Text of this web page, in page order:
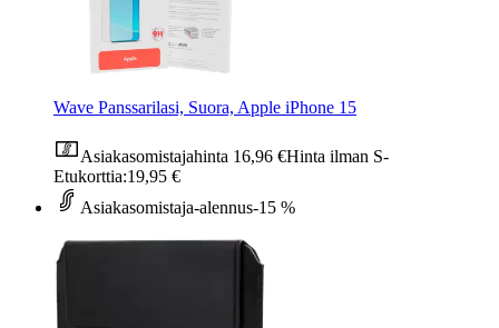
Wave Panssarilasi, Suora, Apple iPhone 15
Asiakasomistajahinta 16,96 €Hinta ilman S-
Etukorttia:19,95 €
Asiakasomistaja-alennus-15 %